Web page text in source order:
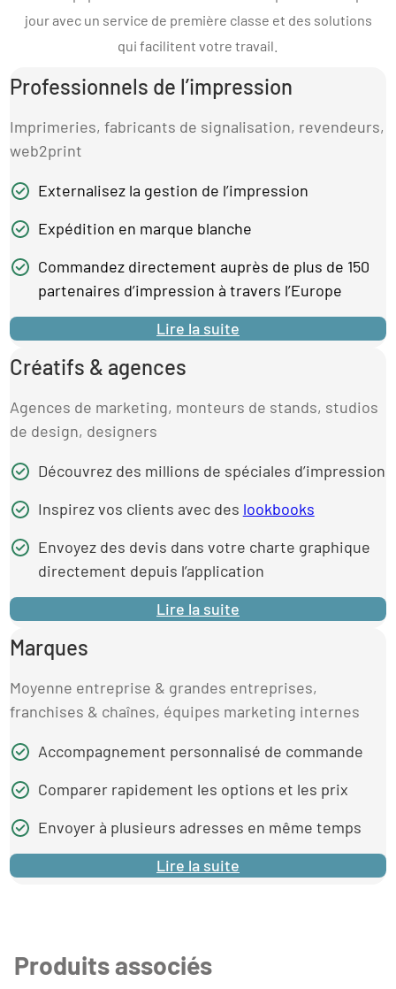
jour avec un service de première classe et des solutions
qui facilitent votre travail.
Professionnels de l’impression
Imprimeries, fabricants de signalisation, revendeurs,
web2print
Externalisez la gestion de l’impression
Expédition en marque blanche
Commandez directement auprès de plus de 150
partenaires d’impression à travers l’Europe
Lire la suite
Créatifs & agences
Agences de marketing, monteurs de stands, studios
de design, designers
Découvrez des millions de spéciales d’impression
Inspirez vos clients avec des lookbooks
Envoyez des devis dans votre charte graphique
directement depuis l’application
Lire la suite
Marques
Moyenne entreprise & grandes entreprises,
franchises & chaînes, équipes marketing internes
Accompagnement personnalisé de commande
Comparer rapidement les options et les prix
Envoyer à plusieurs adresses en même temps
Lire la suite
Produits associés